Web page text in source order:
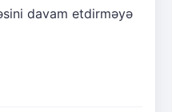
davam etdirməyə